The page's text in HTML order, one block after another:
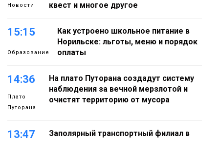
Новости
квест и многое другое
15:15
Образование
Как устроено школьное питание в
Норильске: льготы, меню и порядок
оплаты
14:36
Плато
Путорана
На плато Путорана создадут систему
наблюдения за вечной мерзлотой и
очистят территорию от мусора
13:47
Заполярный транспортный филиал в